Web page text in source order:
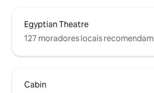
Egyptian Theatre
127 moradores locais recomendam
Cabin